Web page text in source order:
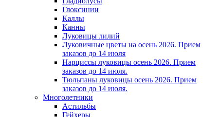
Глоксинии
Каллы
Канны
Луковицы лилий
Луковичные цветы на осень 2026. Прием
заказов до 14 июля
Нарциссы луковицы осень 2026. Прием
заказов до 14 июля.
Тюльпаны луковицы осень 2026. Прием
заказов до 14 июля.
Многолетники
Астильбы
Гейхеры